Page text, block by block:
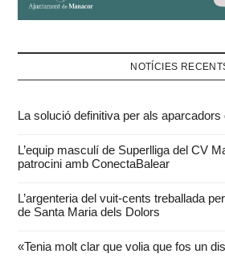
NOTÍCIES
La solució definitiva per als aparcadors
L’equip masculí de Superlliga del CV
patrocini amb ConectaBalear
L’argenteria del vuit-cents treballada
de Santa Maria dels Dolors
«Tenia molt clar que volia que fos un